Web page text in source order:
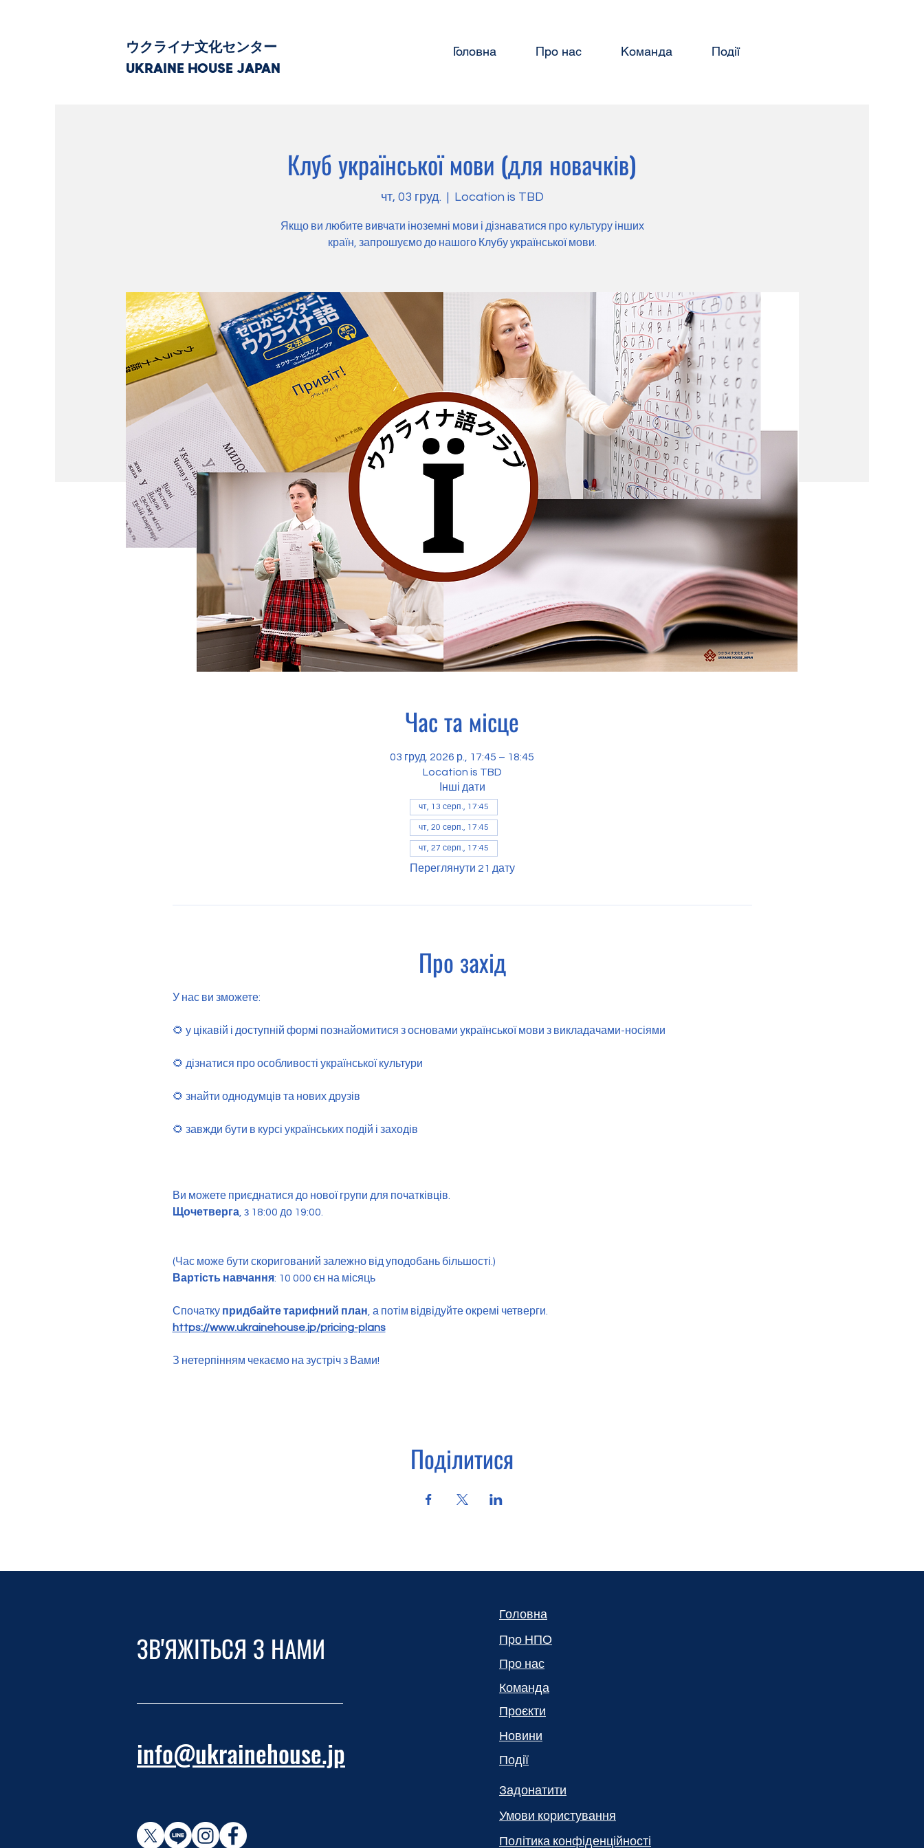
ウクライナ文化センター
UKRAINE HOUSE JAPAN
Головна Про нас Команда Події
Клуб української мови (для новачків)
чт, 03 груд. Location is TBD
Якщо ви любите вивчати іноземні мови і дізнаватися про культуру інших
країн, запрошуємо до нашого Клубу української мови.
Час та місце
03 груд. 2026 р., 17:45 – 18:45
Location is TBD
Інші дати
чт, 13 серп., 17:45
чт, 20 серп., 17:45
чт, 27 серп., 17:45
Переглянути 21 дату
Про захід
У нас ви зможете:
🌻 у цікавій і доступній формі познайомитися з основами української мови з викладачами-носіями
🌻 дізнатися про особливості української культури
🌻 знайти однодумців та нових друзів
🌻 завжди бути в курсі українських подій і заходів
Ви можете приєднатися до нової групи для початківців.
Щочетверга, з 18:00 до 19:00.
(Час може бути скоригований залежно від уподобань більшості.)
Вартість навчання: 10 000 єн на місяць
Спочатку придбайте тарифний план, а потім відвідуйте окремі четверги.
https://www.ukrainehouse.jp/pricing-plans
З нетерпінням чекаємо на зустріч з Вами!
Поділитися
Головна
ЗВ'ЯЖІТЬСЯ З НАМИ
Про НПО
Про нас
Команда
info@ukrainehouse.jp
Проєкти
Новини
Події
Задонатити
Умови користування
Політика конфіденційності